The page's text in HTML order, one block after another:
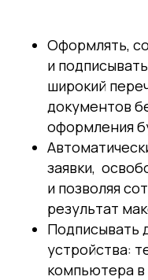
Оформлять,
и
широкий
документов
оформления
заявки,
и позволяя
результат
Подписывать
устройства:
компьютера в